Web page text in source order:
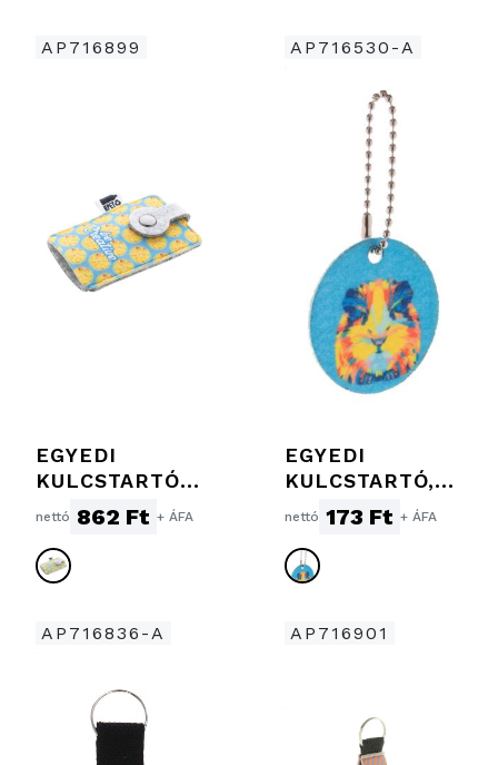
AP716899
EGYEDI
KULCSTARTÓ
TASAK
nettó 862 Ft + ÁFA
AP716530-A
EGYEDI
KULCSTARTÓ,
KÖR
nettó 173 Ft + ÁFA
AP716836-A AP716901